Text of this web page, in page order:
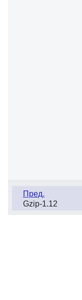
Пред.
Gzip-1.12